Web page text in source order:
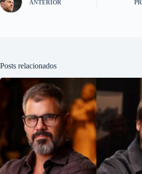
ANTERIOR
Posts relacionados